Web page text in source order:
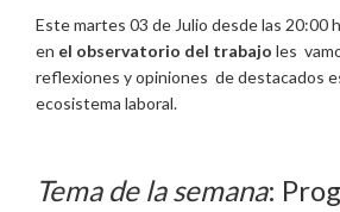
Este martes 03 de Julio desde las 20:00
en el observatorio del trabajo les
reflexiones y opiniones de destacados
ecosistema laboral.
Tema de la semana: